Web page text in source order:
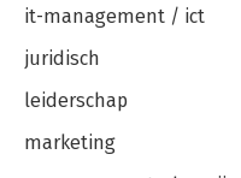
it-management / ict
juridisch
leiderschap
marketing